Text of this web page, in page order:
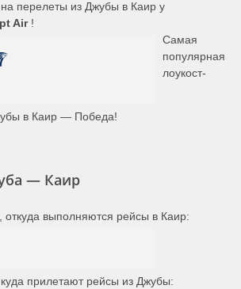
перелеты из Джубы в Каир у
Air !
Самая
популярная
лоукост-
в Каир — Победа!
— Каир
, откуда выполняются рейсы в Каир:
, куда прилетают рейсы из Джубы: